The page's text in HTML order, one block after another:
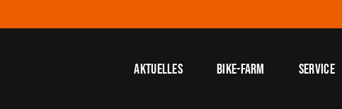
Aktuelles Bike-Farm Service